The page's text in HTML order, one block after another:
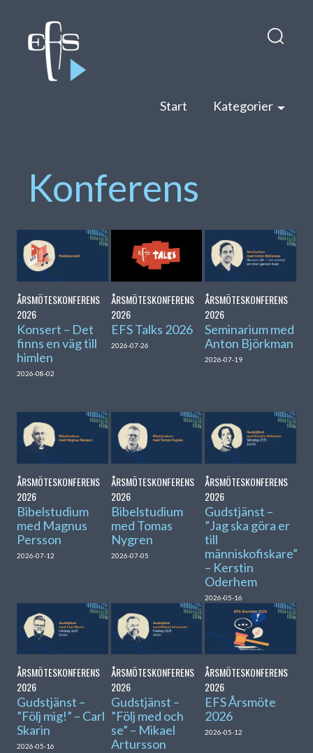
Start Kategorier
Sök
efter:
Konferens
ÅRSMÖTESKONFERENS
2026
Konsert – Det
finns en väg till
himlen
2026-08-02
ÅRSMÖTESKONFERENS
2026
EFS Talks 2026
2026-07-26
ÅRSMÖTESKONFERENS
2026
Seminarium med
Anton Björkman
2026-07-19
ÅRSMÖTESKONFERENS
2026
Bibelstudium
med Magnus
Persson
2026-07-12
ÅRSMÖTESKONFERENS
2026
Bibelstudium
med Tomas
Nygren
2026-07-05
ÅRSMÖTESKONFERENS
2026
Gudstjänst –
”Jag ska göra er
till
människofiskare”
– Kerstin
Oderhem
2026-05-16
ÅRSMÖTESKONFERENS
2026
Gudstjänst –
”Följ mig!” – Carl
Skarin
2026-05-16
ÅRSMÖTESKONFERENS
2026
Gudstjänst –
”Följ med och
se” – Mikael
Artursson
ÅRSMÖTESKONFERENS
2026
EFS Årsmöte
2026
2026-05-12